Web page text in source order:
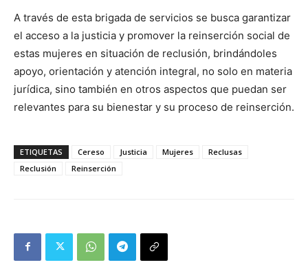
A través de esta brigada de servicios se busca garantizar
el acceso a la justicia y promover la reinserción social de
estas mujeres en situación de reclusión, brindándoles
apoyo, orientación y atención integral, no solo en materia
jurídica, sino también en otros aspectos que puedan ser
relevantes para su bienestar y su proceso de reinserción.
ETIQUETAS Cereso Justicia Mujeres
Reclusas
Reclusión
Reinserción